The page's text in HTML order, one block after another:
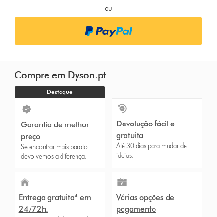
o
s
ou
Compre em Dyson.pt
Destaque
Garantia de melhor
preço
Se encontrar mais barato
devolvemos a diferença.
Devolução fácil e
gratuita
Até 30 dias para mudar de
ideias.
Entrega gratuita* em
24/72h.
Várias opções de
pagamento